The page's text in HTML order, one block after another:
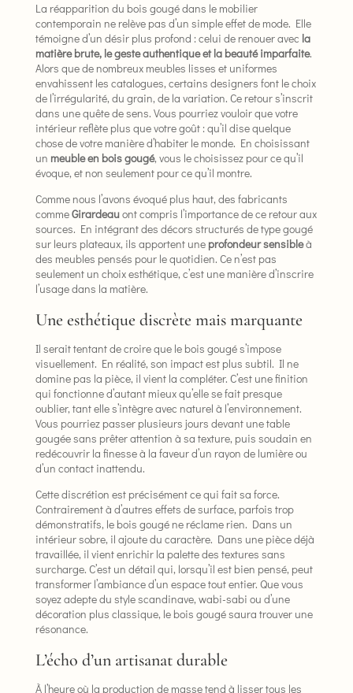
La réapparition du bois gougé dans le mobilier
contemporain ne relève pas d’un simple effet de mode. Elle
témoigne d’un désir plus profond : celui de renouer avec la
matière brute, le geste authentique et la beauté imparfaite.
Alors que de nombreux meubles lisses et uniformes
envahissent les catalogues, certains designers font le choix
de l’irrégularité, du grain, de la variation. Ce retour s’inscrit
dans une quête de sens. Vous pourriez vouloir que votre
intérieur reflète plus que votre goût : qu’il dise quelque
chose de votre manière d’habiter le monde. En choisissant
un meuble en bois gougé, vous le choisissez pour ce qu’il
évoque, et non seulement pour ce qu’il montre.
Comme nous l’avons évoqué plus haut, des fabricants
commeGirardeauont compris l’importance de ce retour aux
sources. En intégrant des décors structurés de type gougé
sur leurs plateaux, ils apportent une profondeur sensibleà
des meubles pensés pour le quotidien. Ce n’est pas
seulement un choix esthétique, c’est une manière d’inscrire
l’usage dans la matière.
Une esthétique discrète mais marquante
Il serait tentant de croire que le bois gougé s’impose
visuellement. En réalité, son impact est plus subtil. Il ne
domine pas la pièce, il vient la compléter. C’est une finition
qui fonctionne d’autant mieux qu’elle se fait presque
oublier, tant elle s’intègre avec naturel à l’environnement.
Vous pourriez passer plusieurs jours devant une table
gougée sans prêter attention à sa texture, puis soudain en
redécouvrir la finesse à la faveur d’un rayon de lumière ou
d’un contact inattendu.
Cette discrétion est précisément ce qui fait sa force.
Contrairement à d’autres effets de surface, parfois trop
démonstratifs, le bois gougé ne réclame rien. Dans un
intérieur sobre, il ajoute du caractère. Dans une pièce déjà
travaillée, il vient enrichir la palette des textures sans
surcharge. C’est un détail qui, lorsqu’il est bien pensé, peut
transformer l’ambiance d’un espace tout entier. Que vous
soyez adepte du style scandinave, wabi-sabi ou d’une
décoration plus classique, le bois gougé saura trouver une
résonance.
L’écho d’un artisanat durable
À l’heure où la production de masse tend à lisser tous les